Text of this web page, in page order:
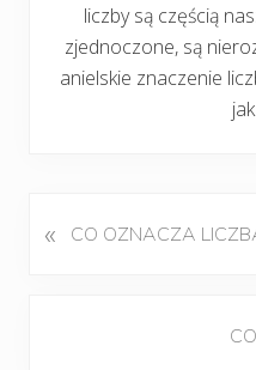
liczby są częścią
zjednoczone, są
anielskie znaczenie
P
« CO OZNACZA